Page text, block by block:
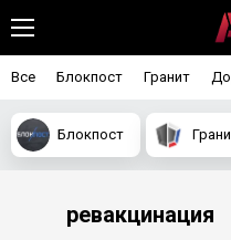
Все Блокпост Гранит
Блокпост
ревакцинация